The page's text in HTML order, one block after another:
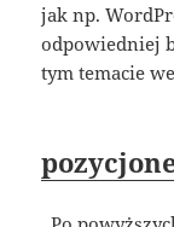
jak np.
odpowiedniej
tym temacie